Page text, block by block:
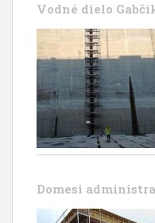
Vodné dielo
Domesi